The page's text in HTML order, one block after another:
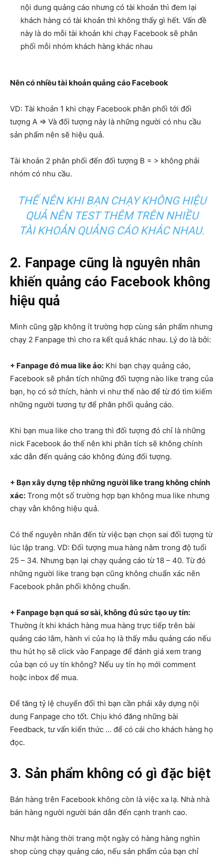
nội dung quảng cáo nhưng có tài khoản thì đem lại
khách hàng có tài khoản thì không thấy gì hết. Vấn đề
này là do mỗi tài khoản khi chạy Facebook sẽ phân
phối mỗi nhóm khách hàng khác nhau
Nên có nhiều tài khoản quảng cáo Facebook
VD: Tài khoản 1 khi chạy Facebook phân phối tới đối
tượng A => Và đối tượng này là những người có nhu cầu
sản phẩm nên sẽ hiệu quả.
Tài khoản 2 phân phối đến đối tượng B = > không phải
nhóm có nhu cầu.
THẾ NÊN KHI BẠN CHẠY KHÔNG HIỆU
QUẢ NÊN TEST THÊM TRÊN NHIỀU
TÀI KHOẢN QUẢNG CÁO KHÁC NHAU.
2. Fanpage cũng là nguyên nhân
khiến quảng cáo Facebook không
hiệu quả
Mình cũng gặp không ít trường hợp cùng sản phẩm nhưng
chạy 2 Fanpage thì cho ra kết quả khác nhau. Lý do là bởi:
+ Fanpage đó mua like ảo: Khi bạn chạy quảng cáo,
Facebook sẽ phân tích những đối tượng nào like trang của
bạn, họ có sở thích, hành vi như thế nào để từ đó tìm kiếm
những người tương tự để phân phối quảng cáo.
Khi bạn mua like cho trang thì đối tượng đó chỉ là những
nick Facebook ảo thế nên khi phân tích sẽ không chính
xác dẫn đến quảng cáo không đúng đối tượng.
+ Bạn xây dựng tệp những người like trang không chính
xác: Trong một số trường hợp bạn không mua like nhưng
chạy vẫn không hiệu quả.
Có thể nguyên nhân đến từ việc bạn chọn sai đối tượng từ
lúc lập trang. VD: Đối tượng mua hàng nằm trong độ tuổi
25 – 34. Nhưng bạn lại chạy quảng cáo từ 18 – 40. Từ đó
những người like trang bạn cũng không chuẩn xác nên
Facebook phân phối không chuẩn.
+ Fanpage bạn quá sơ sài, không đủ sức tạo uy tín:
Thường ít khi khách hàng mua hàng trực tiếp trên bài
quảng cáo lắm, hành vi của họ là thấy mẫu quảng cáo nếu
thu hút họ sẽ click vào Fanpage để đánh giá xem trang
của bạn có uy tín không? Nếu uy tín họ mới comment
hoặc inbox để mua.
Để tăng tỷ lệ chuyển đổi thì bạn cần phải xây dựng nội
dung Fanpage cho tốt. Chịu khó đăng những bài
Feedback, tư vấn kiến thức … để có cái cho khách hàng họ
đọc.
3. Sản phẩm không có gì đặc biệt
Bán hàng trên Facebook không còn là việc xa lạ. Nhà nhà
bán hàng người người bán dẫn đến cạnh tranh cao.
Như mặt hàng thời trang một ngày có hàng hàng nghìn
shop cùng chạy quảng cáo, nếu sản phẩm của bạn chỉ